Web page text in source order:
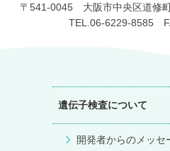
〒541-0045 大阪市中央区道修
TEL.06-6229-8585
遺伝子検査について
開発者からのメッセ